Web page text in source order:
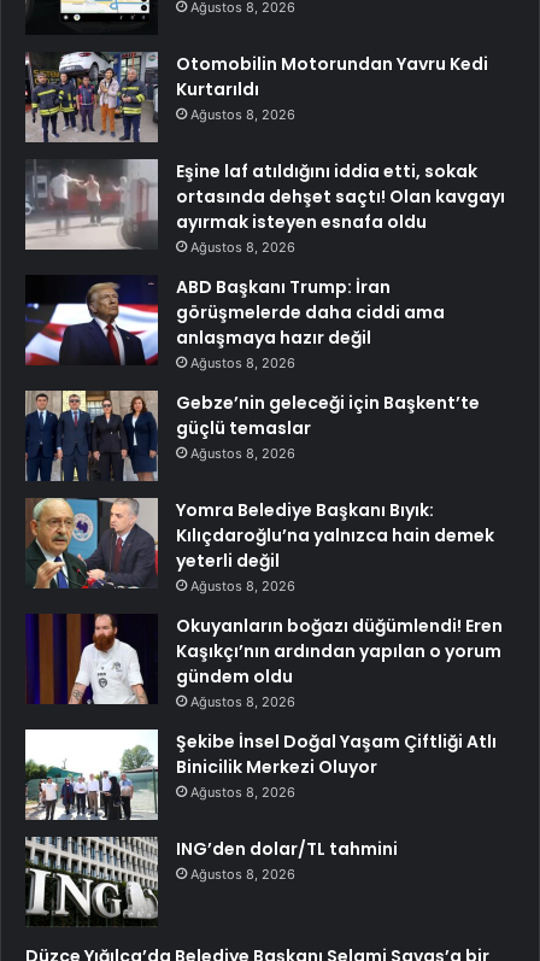
Ağustos 8, 2026
Otomobilin Motorundan Yavru Kedi
Kurtarıldı
Ağustos 8, 2026
Eşine laf atıldığını iddia etti, sokak
ortasında dehşet saçtı! Olan kavgayı
ayırmak isteyen esnafa oldu
Ağustos 8, 2026
ABD Başkanı Trump: İran
görüşmelerde daha ciddi ama
anlaşmaya hazır değil
Ağustos 8, 2026
Gebze’nin geleceği için Başkent’te
güçlü temaslar
Ağustos 8, 2026
Yomra Belediye Başkanı Bıyık:
Kılıçdaroğlu’na yalnızca hain demek
yeterli değil
Ağustos 8, 2026
Okuyanların boğazı düğümlendi! Eren
Kaşıkçı’nın ardından yapılan o yorum
gündem oldu
Ağustos 8, 2026
Şekibe İnsel Doğal Yaşam Çiftliği Atlı
Binicilik Merkezi Oluyor
Ağustos 8, 2026
ING’den dolar/TL tahmini
Ağustos 8, 2026